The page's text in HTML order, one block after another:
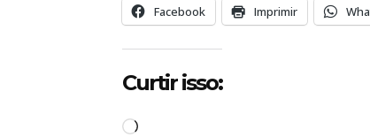
Facebook Imprimir
Curtir isso:
C